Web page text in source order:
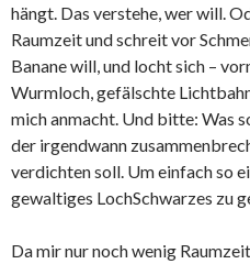
hängt. Das verstehe, wer will.
Raumzeit und schreit vor
Banane will, und locht sich –
Wurmloch, gefälschte
mich anmacht. Und bitte: Was
der irgendwann
verdichten soll. Um einfach so
gewaltiges LochSchwarzes zu
Da mir nur noch wenig